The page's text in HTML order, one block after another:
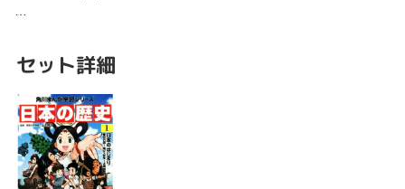
セット詳細